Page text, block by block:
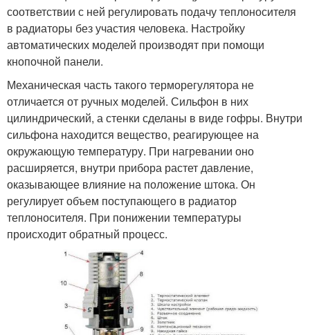
соответствии с ней регулировать подачу теплоносителя
в радиаторы без участия человека. Настройку
автоматических моделей производят при помощи
кнопочной панели.
Механическая часть такого терморегулятора не
отличается от ручных моделей. Сильфон в них
цилиндрический, а стенки сделаны в виде гофры. Внутри
сильфона находится вещество, реагирующее на
окружающую температуру. При нагревании оно
расширяется, внутри прибора растет давление,
оказывающее влияние на положение штока. Он
регулирует объем поступающего в радиатор
теплоносителя. При понижении температуры
происходит обратный процесс.